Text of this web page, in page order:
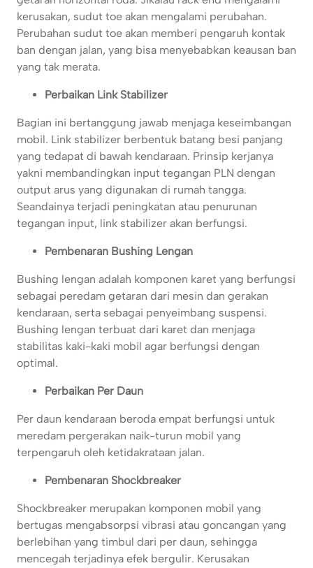
kerusakan, sudut toe akan mengalami perubahan.
Perubahan sudut toe akan memberi pengaruh kontak
ban dengan jalan, yang bisa menyebabkan keausan ban
yang tak merata.
Perbaikan Link Stabilizer
Bagian ini bertanggung jawab menjaga keseimbangan
mobil. Link stabilizer berbentuk batang besi panjang
yang tedapat di bawah kendaraan. Prinsip kerjanya
yakni membandingkan input tegangan PLN dengan
output arus yang digunakan di rumah tangga.
Seandainya terjadi peningkatan atau penurunan
tegangan input, link stabilizer akan berfungsi.
Pembenaran Bushing Lengan
Bushing lengan adalah komponen karet yang berfungsi
sebagai peredam getaran dari mesin dan gerakan
kendaraan, serta sebagai penyeimbang suspensi.
Bushing lengan terbuat dari karet dan menjaga
stabilitas kaki-kaki mobil agar berfungsi dengan
optimal.
Perbaikan Per Daun
Per daun kendaraan beroda empat berfungsi untuk
meredam pergerakan naik-turun mobil yang
terpengaruh oleh ketidakrataan jalan.
Pembenaran Shockbreaker
Shockbreaker merupakan komponen mobil yang
bertugas mengabsorpsi vibrasi atau goncangan yang
berlebihan yang timbul dari per daun, sehingga
mencegah terjadinya efek bergulir. Kerusakan